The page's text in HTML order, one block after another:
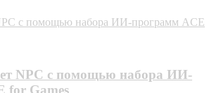
с помощью набора ИИ-программ ACE
NPC с помощью набора ИИ-
for Games